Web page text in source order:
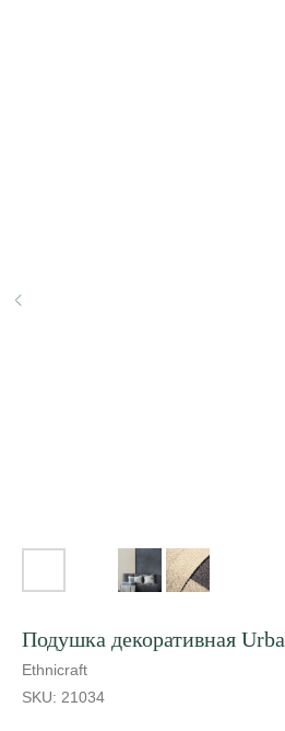
Подушка декоративная
Ethnicraft
SKU: 21034